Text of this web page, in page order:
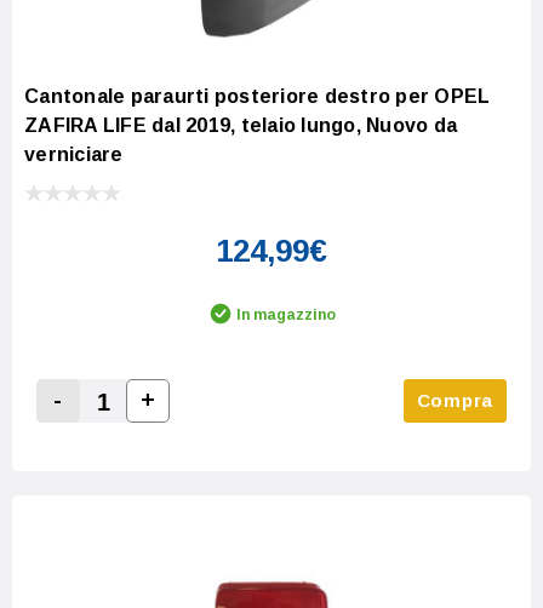
Cantonale paraurti posteriore destro per OPEL
ZAFIRA LIFE dal 2019, telaio lungo, Nuovo da
verniciare
124,99€
In magazzino
Decrease Quantity:
-
Increase Quantity:
+ Compra